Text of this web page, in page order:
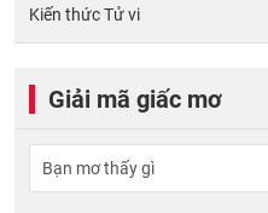
Kiến thức Tử vi
Giải mã giấc mơ